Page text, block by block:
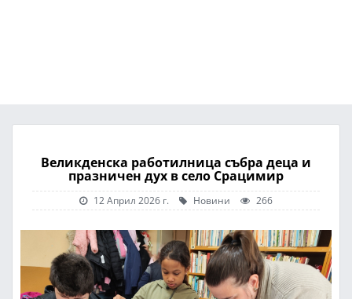
Великденска работилница събра деца и
празничен дух в село Срацимир
12 Април 2026 г. Новини 266